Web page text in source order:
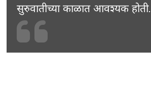
सुरुवातीच्या काळात आवश्यक होती.